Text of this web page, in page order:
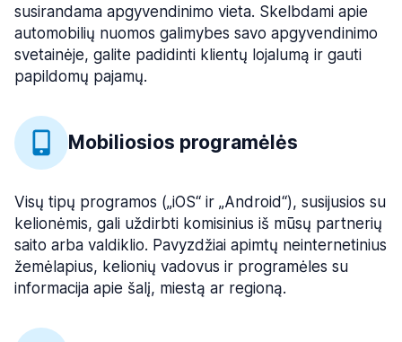
susirandama apgyvendinimo vieta. Skelbdami apie
automobilių nuomos galimybes savo apgyvendinimo
svetainėje, galite padidinti klientų lojalumą ir gauti
papildomų pajamų.
Mobiliosios programėlės
Visų tipų programos („iOS“ ir „Android“), susijusios su
kelionėmis, gali uždirbti komisinius iš mūsų partnerių
saito arba valdiklio. Pavyzdžiai apimtų neinternetinius
žemėlapius, kelionių vadovus ir programėles su
informacija apie šalį, miestą ar regioną.